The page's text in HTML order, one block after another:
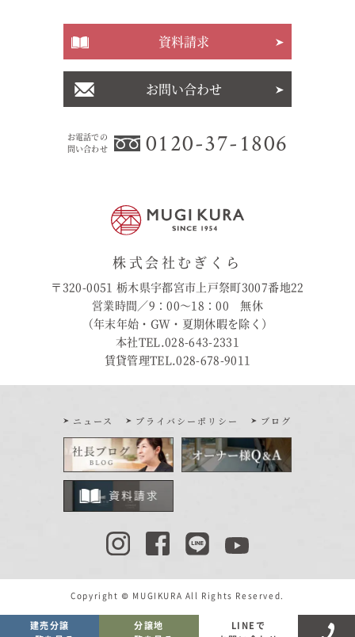
建売分譲
分譲地
LINEで
お電話での
問い合わせ
0120-37-1806
資料請求
お問い合わせ
株式会社むぎくら
〒320-0051 栃木県宇都宮市上戸祭町3007番地22
営業時間／9：00〜18：00 無休
（年末年始・GW・夏期休暇を除く）
本社TEL.028-643-2331
賃貸管理TEL.028-678-9011
ニュース プライバシーポリシー ブログ
Copyright © MUGIKURA All Rights Reserved.